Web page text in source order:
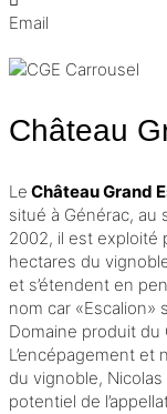
Email
Château
Le Château Grand
situé à Générac, au
2002, il est exploité
hectares du
et s’étendent en
nom car «Escalion»
Domaine produit
L’encépagement
du vignoble,
potentiel de